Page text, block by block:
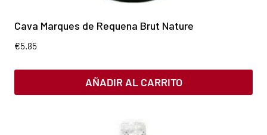
Cava Marques de Requena Brut Nature
€5.85
AÑADIR AL CARRITO